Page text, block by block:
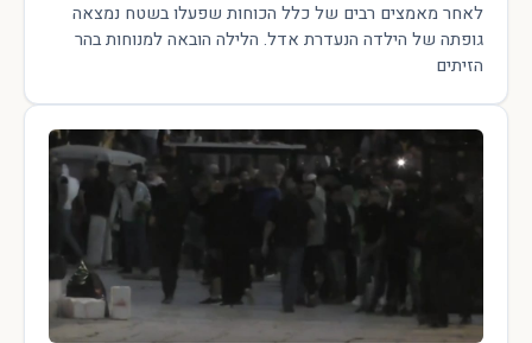
לאחר מאמצים רבים של כלל הכוחות שפעלו בשטח נמצאה
גופתה של הילדה הנעדרת אדל. הלילה הובאה למנוחות בהר
הזיתים